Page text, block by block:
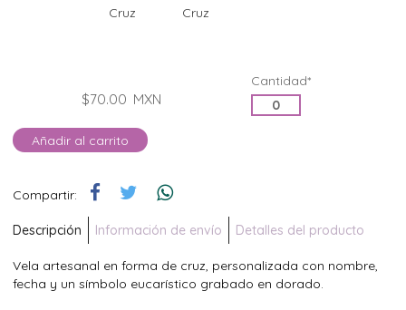
$70.00 MXN
Cantidad*
Añadir al carrito
Compartir:
Descripción Información de envío Detalles del producto
Vela artesanal en forma de cruz, personalizada con nombre,
fecha y un símbolo eucarístico grabado en dorado.